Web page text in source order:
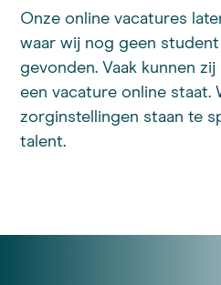
Onze online vacatures
waar wij nog geen
gevonden. Vaak kunnen
een vacature online staat.
zorginstellingen staan te
talent.